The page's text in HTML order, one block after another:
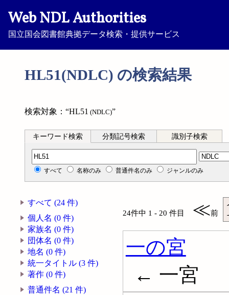
Web NDL Authorities
国立国会図書館典拠データ検索・提供サービス
HL51(NDLC) の検索結果
検索対象：“HL51 (NDLC)”
キーワード検索 分類記号検索 識別子検索
分類記号検索
すべて 名称のみ 普通件名のみ ジャンルのみ
すべて (24 件)
個人名 (0 件)
家族名 (0 件)
団体名 (0 件)
地名 (0 件)
統一タイトル (3 件)
著作 (0 件)
普通件名 (21 件)
24件中 1 - 20 件目 ≪前
一の宮
← 一宮